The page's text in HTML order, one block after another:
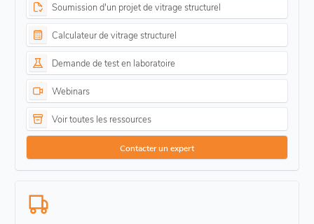
Soumission d'un projet de vitrage structurel
Calculateur de vitrage structurel
Demande de test en laboratoire
Webinars
Voir toutes les ressources
Contacter un expert